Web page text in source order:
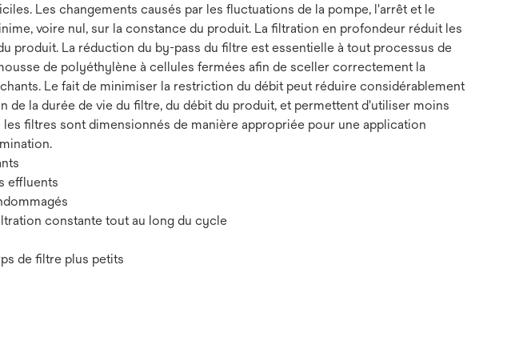
Les changements causés par les fluctuations de la pompe, l'arrêt et le
voire nul, sur la constance du produit. La filtration en profondeur réduit les
produit. La réduction du by-pass du filtre est essentielle à tout processus de
de polyéthylène à cellules fermées afin de sceller correctement la
Le fait de minimiser la restriction du débit peut réduire considérablement
la durée de vie du filtre, du débit du produit, et permettent d'utiliser moins
filtres sont dimensionnés de manière appropriée pour une application
effluents
constante tout au long du cycle
de filtre plus petits